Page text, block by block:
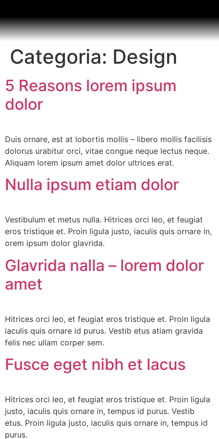
Categoria: Design
5 Reasons lorem ipsum
dolor
Duis ornare, est at lobortis mollis – libero mollis facilisis
dolorus urabitur orci, vitae congue neque lectus neque.
Aliquam lorem ipsum amet dolor ultrices erat.
Nulla ipsum etiam dolor
Vestibulum et metus nulla. Hitrices orci leo, et feugiat
eros tristique et. Proin ligula justo, iaculis quis ornare in,
orem ipsum dolor glavrida.
Glavrida nalla – lorem dolor
amet
Hitrices orci leo, et feugiat eros tristique et. Proin ligula
iaculis quis ornare id purus. Vestib etus atiam gravida
felis nec ullam corper sem.
Fusce eget nibh et lacus
Hitrices orci leo, et feugiat eros tristique et. Proin ligula
justo, iaculis quis ornare in, tempus id purus. Vestib
etus. Proin ligula justo, iaculis quis ornare in, tempus id
purus.